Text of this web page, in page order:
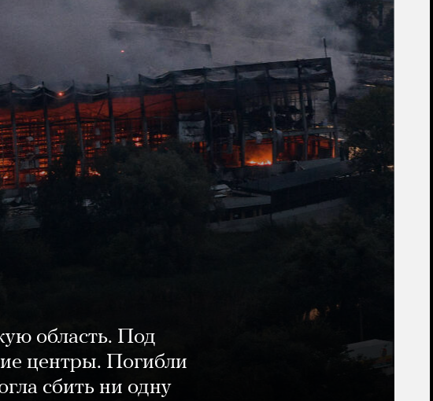
область. Под
центры. Погибли
сбить ни одну